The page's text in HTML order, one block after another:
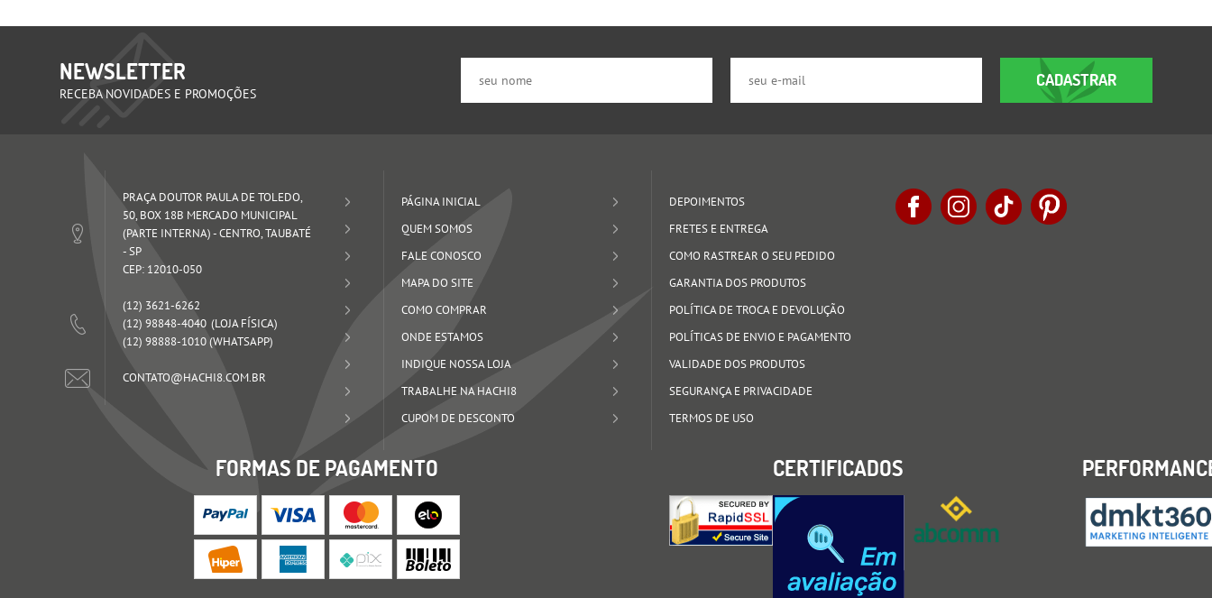
NEWSLETTER
RECEBA NOVIDADES E PROMOÇÕES
CADASTRAR
PRAÇA DOUTOR PAULA DE TOLEDO,
50, BOX 18B MERCADO MUNICIPAL
(PARTE INTERNA)-CENTRO, TAUBATÉ
-SP
CEP: 12010-050
(12) 3621-6262
(12) 98848-4040
(12) 98888-1010(WHATSAPP)
CONTATO@HACHI8.COM.BR
PÁGINA INICIAL
QUEM SOMOS
FALE CONOSCO
MAPA DO SITE
COMO COMPRAR
ONDE ESTAMOS
INDIQUE NOSSA LOJA
TRABALHE NA HACHI8
CUPOM DE DESCONTO
DEPOIMENTOS
FRETES E ENTREGA
COMO RASTREAR O SEU PEDIDO
GARANTIA DOS PRODUTOS
POLÍTICA DE TROCA E DEVOLUÇÃO
POLÍTICAS DE ENVIO E PAGAMENTO
VALIDADE DOS PRODUTOS
SEGURANÇA E PRIVACIDADE
TERMOS DE USO
FORMAS DE PAGAMENTO CERTIFICADOS